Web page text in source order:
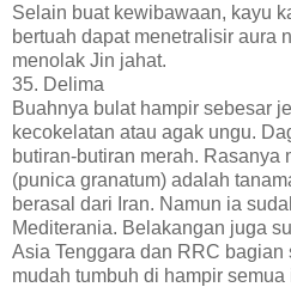
Selain buat kewibawaan, kayu
bertuah dapat menetralisir aura
menolak Jin jahat.
35. Delima
Buahnya bulat hampir sebesar
kecokelatan atau agak ungu.
butiran-butiran merah. Rasanya
(punica granatum) adalah
berasal dari Iran. Namun ia
Mediterania. Belakangan juga
Asia Tenggara dan RRC bagian
mudah tumbuh di hampir